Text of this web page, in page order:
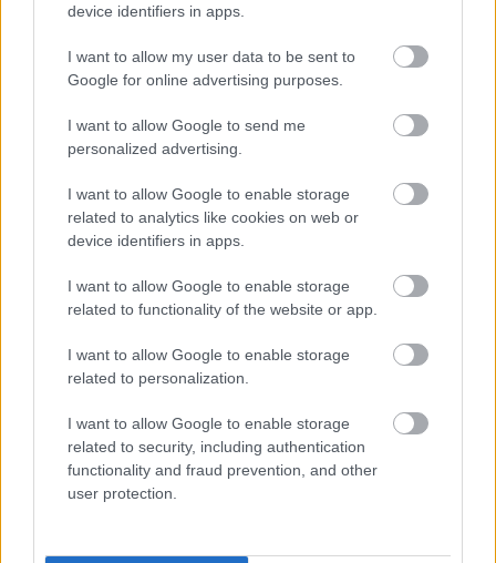
device identifiers in apps.
I want to allow my user data to be sent to
Google for online advertising purposes.
I want to allow Google to send me
personalized advertising.
I want to allow Google to enable storage
related to analytics like cookies on web or
device identifiers in apps.
I want to allow Google to enable storage
related to functionality of the website or app.
I want to allow Google to enable storage
related to personalization.
I want to allow Google to enable storage
related to security, including authentication
functionality and fraud prevention, and other
user protection.
Ted Kravitz, a Sky Sports tudósítója most a jövő
évet és Verstappen esélyeit elemezte. Úgy véli, a
holland versenyző „fél" egy lehetséges
kimeneteltől, amely arra kényszerítheti táborát,
hogy más opciók után nézzen a rajtrácson.
Kravitz az ainslie + ainslie podcastben beszélt
Verstappen jövőjéről és kifejtette: „Nem tudja, mi
fog történni jövőre. Senki sem tudja. Úgy
gondolta, vagy gondolták az emberek, hogy mivel
az utolsó szabályváltoztatást tökéletesen
kezelni" - magyarázta.
„De a múltbeli teljesítmények nem garantálják a